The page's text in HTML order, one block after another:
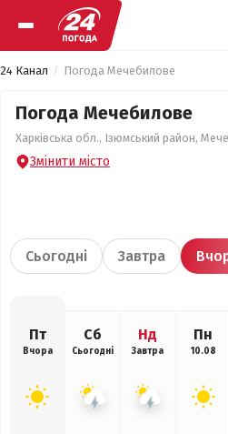
24 Канал Погода Мечебилове
Погода Мечебилове
Харківська обл., Ізюмський район,
Змінити місто
Сьогодні Завтра
Пт
Вчора
Сб
Сьогодні
Нд
Завтра
Пн
10.08